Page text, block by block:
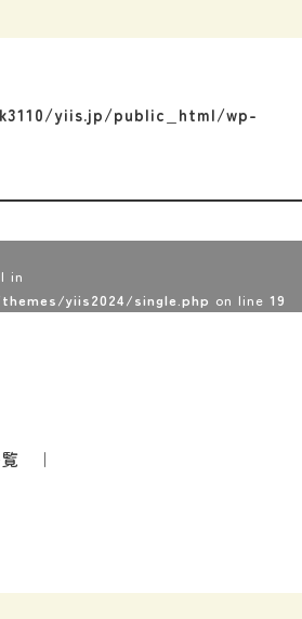
yiis.jp/public_html/wp-
in
yiis2024/single.php on line 19
｜